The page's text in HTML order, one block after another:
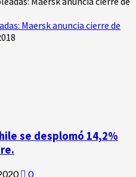
Maersk anuncia cierre de
se desplomó 14,2%
0